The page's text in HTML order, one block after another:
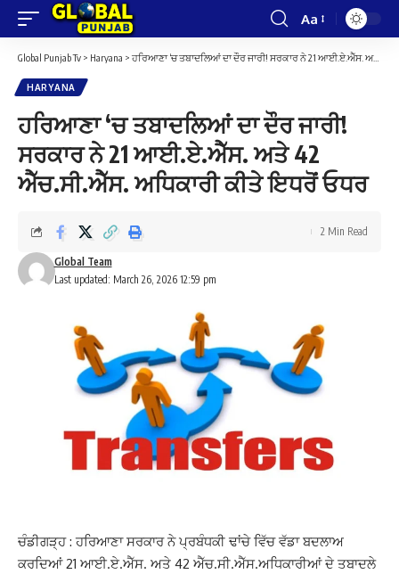
Font
Resizer
Aa
Global Punjab Tv > Haryana > ਹਰਿਆਣਾ ‘ਚ ਤਬਾਦਲਿਆਂ ਦਾ ਦੌਰ ਜਾਰੀ! ਸਰਕਾਰ ਨੇ 21 ਆਈ.ਏ.ਐੱਸ. ਅਤੇ 42 ਐੱਚ.ਸੀ.ਐੱਸ. ਅਧਿਕਾਰੀ ਕੀਤੇ ਇਧਰੋਂ ਓਧਰ
HARYANA
ਹਰਿਆਣਾ ‘ਚ ਤਬਾਦਲਿਆਂ ਦਾ ਦੌਰ ਜਾਰੀ!
ਸਰਕਾਰ ਨੇ 21 ਆਈ.ਏ.ਐੱਸ. ਅਤੇ 42
ਐੱਚ.ਸੀ.ਐੱਸ. ਅਧਿਕਾਰੀ ਕੀਤੇ ਇਧਰੋਂ ਓਧਰ
Last updated: March 26, 2026 12:59 pm
Global Team
2 Min Read
ਚੰਡੀਗੜ੍ਹ : ਹਰਿਆਣਾ ਸਰਕਾਰ ਨੇ ਪ੍ਰਬੰਧਕੀ ਢਾਂਚੇ ਵਿੱਚ ਵੱਡਾ ਬਦਲਾਅ
ਕਰਦਿਆਂ 21 ਆਈ.ਏ.ਐੱਸ. ਅਤੇ 42 ਐੱਚ.ਸੀ.ਐੱਸ.ਅਧਿਕਾਰੀਆਂ ਦੇ ਤਬਾਦਲੇ